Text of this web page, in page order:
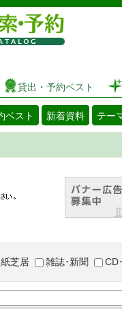
図書館 蔵
貸出・予約ベスト
ベスト 新着資料 テー
きます。 広告(
紙芝居 雑誌･新聞 CD